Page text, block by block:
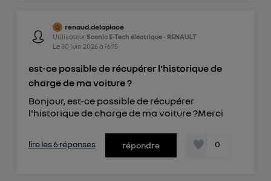
renaud.delaplace
UtilisateurScenic E-Tech électrique - RENAULT
Le 30 juin 2026à 16:15
est-ce possible de récupérer l'historique de
charge de ma voiture ?
Bonjour, est-ce possible de récupérer
l'historique de charge de ma voiture ?Merci
lire les 6 réponses répondre 0